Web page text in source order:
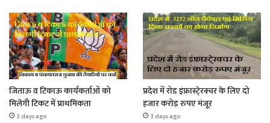
जिताऊ व टिकाऊ कार्यकर्ताओं को
मिलेगी टिकट में प्राथमिकता
3 days ago
प्रदेश में रोड इंफ्रास्टे्रक्चर के लिए दो
हजार करोड़ रुपए मंजूर
3 days ago